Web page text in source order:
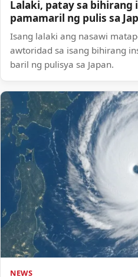
Lalaki, patay sa bihirang
pamamaril ng pulis sa
Isang lalaki ang nasawi
awtoridad sa isang bihirang
baril ng pulisya sa Japan.
NEWS